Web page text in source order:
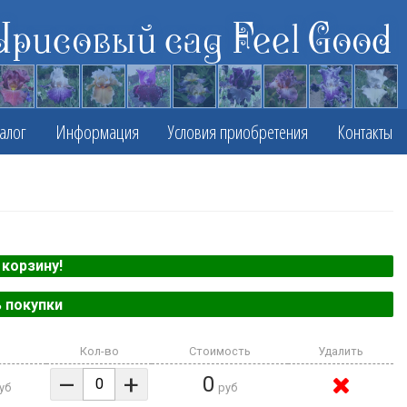
сад Feel Good
Информация Условия приобретения Контакты
покупки
Кол-во Стоимость
Удалить
– + 0 руб